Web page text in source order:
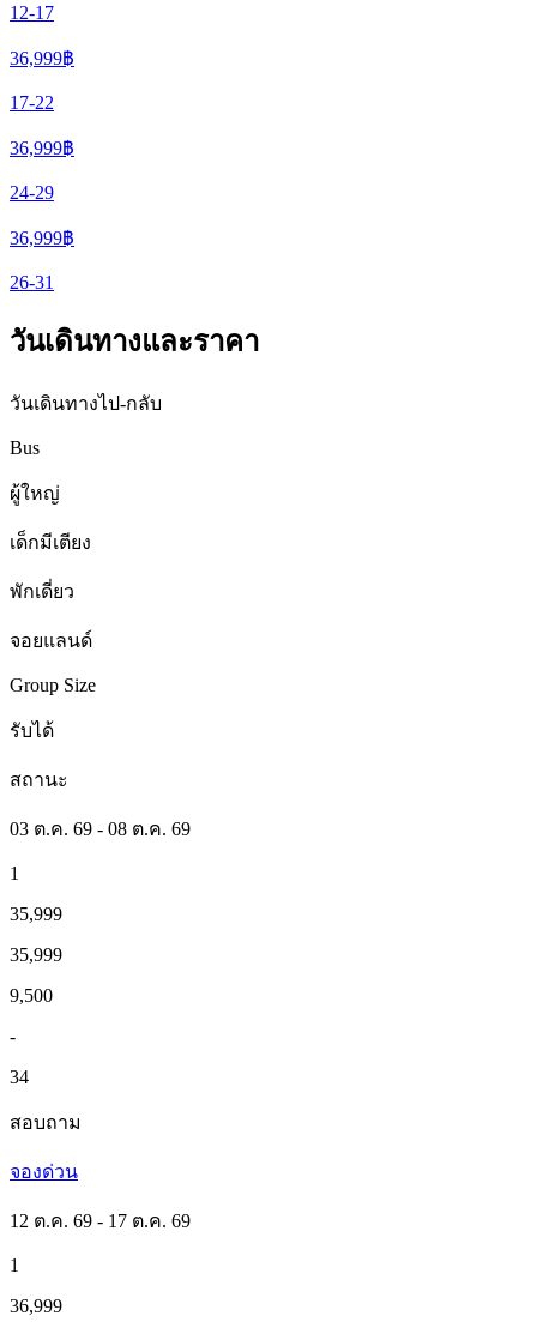
12-17
36,999฿
17-22
36,999฿
24-29
36,999฿
26-31
วันเดินทางและราคา
วันเดินทางไป-กลับ
Bus
ผู้ใหญ่
เด็กมีเตียง
พักเดี่ยว
จอยแลนด์
Group Size
รับได้
สถานะ
03 ต.ค. 69 - 08 ต.ค. 69
1
35,999
35,999
9,500
-
34
สอบถาม
จองด่วน
12 ต.ค. 69 - 17 ต.ค. 69
1
36,999